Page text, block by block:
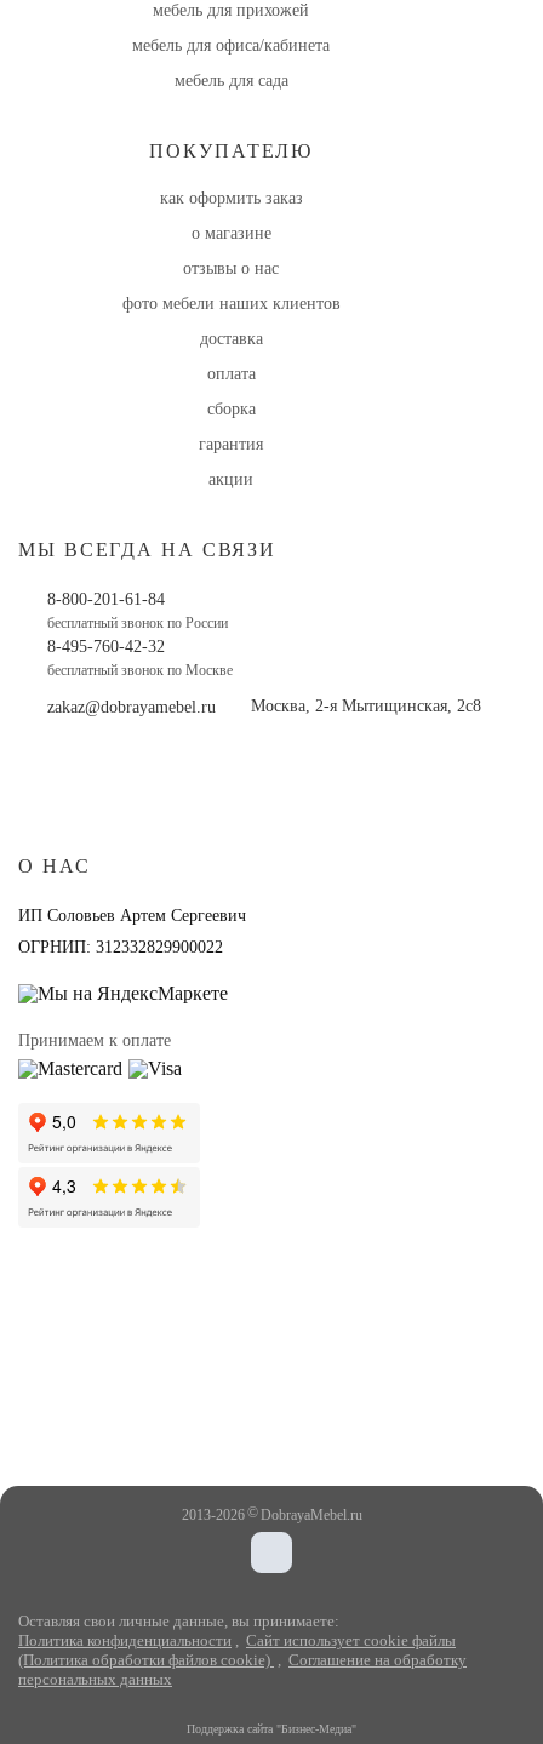
О НАС
ИП Соловьев Артем Сергеевич
ОГРНИП: 312332829900022
Принимаем к оплате
мебель для прихожей
мебель для офиса/кабинета
мебель для сада
ПОКУПАТЕЛЮ
как оформить заказ
о магазине
отзывы о нас
фото мебели наших клиентов
доставка
оплата
сборка
гарантия
акции
МЫ ВСЕГДА НА СВЯЗИ
8-800-201-61-84
бесплатный звонок по России
8-495-760-42-32
бесплатный звонок по Москве
zakaz@dobrayamebel.ru Москва, 2-я Мытищинская, 2с8
2013-2026©DobrayaMebel.ru
Оставляя свои личные данные, вы принимаете:
Политика конфиденциальности , Сайт использует cookie файлы
(Политика обработки файлов cookie) , Соглашение на обработку
персональных данных
Поддержка сайта "Бизнес-Медиа"